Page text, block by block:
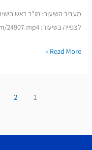
מעביר השיעור: מו"ר ראש
לצפייה בשיעור: http://files.hakotel.org.il/shiurim/24907.mp4
–
לדמותו
הרצי"ה
Read More »
1
2